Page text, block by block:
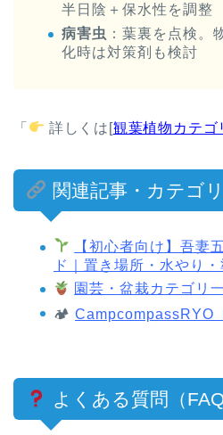
半日陰＋保水性を調整
病害虫 ：葉裏を点検。
化時は対策剤も検討
「 詳しくは[観葉植物カテゴ
関連記事・カテゴリ
【初心者向け】吾妻
ド｜置き場所・水やり・
園芸・盆栽カテゴリ
🏕 CampcompassRYO
よくある質問（FAQ